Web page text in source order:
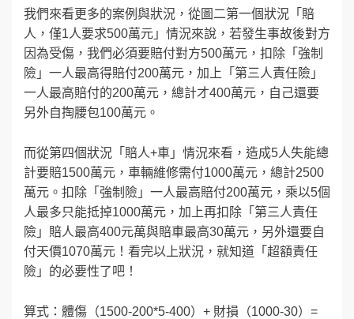
我們來看更多的案例與狀況，從圖二第一個狀況「賠
人，僅1人要求500萬元」情況來說，若發生事故後對方
因為受傷，我們必須要賠付對方500萬元，扣除「強制
險」一人最高得賠付200萬元，加上「第三人責任險」
一人最高賠付的200萬元，總計才400萬元，自己還要
另外自掏腰包100萬元。
而從第四個狀況「賠人+車」情況來看，造成5人失能總
計要賠1500萬元，車輛維修需付1000萬元，總計2500
萬元。扣除「強制險」一人最高賠付200萬元，乘以5個
人最多只能抵掉1000萬元，加上再扣除「第三人責任
險」賠人最高400元萬與賠車最高30萬元，另外還要自
付天價1070萬元！看完以上狀況，就知道「超額責任
險」的必要性了吧！
算式：體傷（1500-200*5-400）+ 財損（1000-30）=